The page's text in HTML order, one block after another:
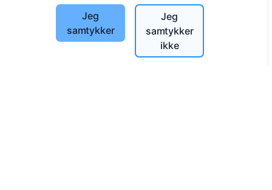
Arrangementer
Liste over kommuner og brukere
Personvernerklæring
Jeg
samtykker
Jeg
samtykker
ikke